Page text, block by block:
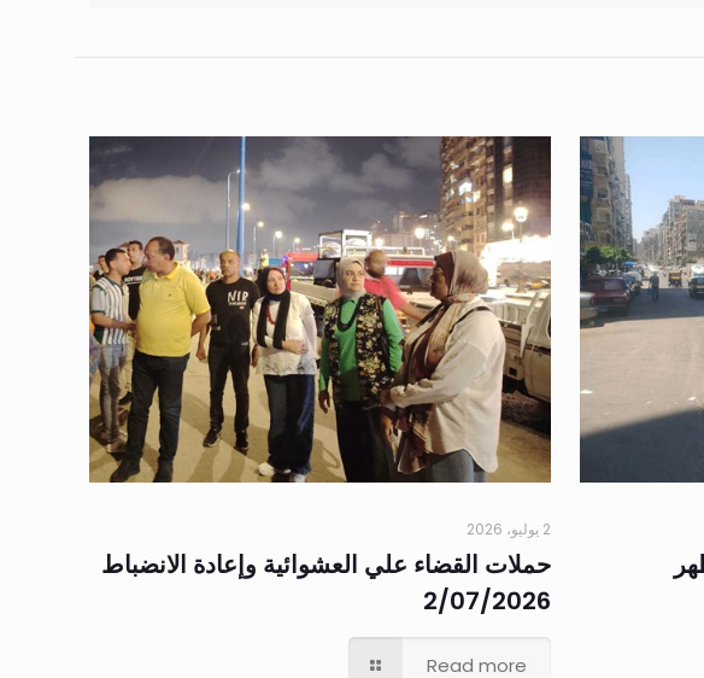
2 يوليو، 2026
حملات القضاء علي العشوائية وإعادة الانضباط
2/07/2026
Read more